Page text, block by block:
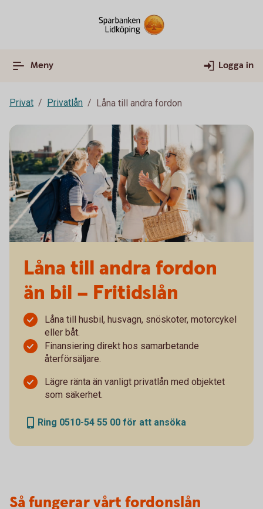
Meny Logga in
Privat Privatlån Låna till andra fordon
Låna till andra fordon
än bil – Fritidslån
Låna till husbil, husvagn, snöskoter, motorcykel
eller båt.
Finansiering direkt hos samarbetande
återförsäljare.
Lägre ränta än vanligt privatlån med objektet
som säkerhet.
Ring 0510-54 55 00 för att ansöka
Så fungerar vårt fordonslån